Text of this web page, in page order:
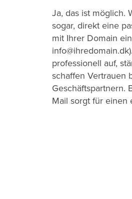
Ja, das ist möglich.
sogar, direkt eine
mit Ihrer Domain
professionell auf,
schaffen Vertrauen
Geschäftspartnern.
Mail sorgt für einen